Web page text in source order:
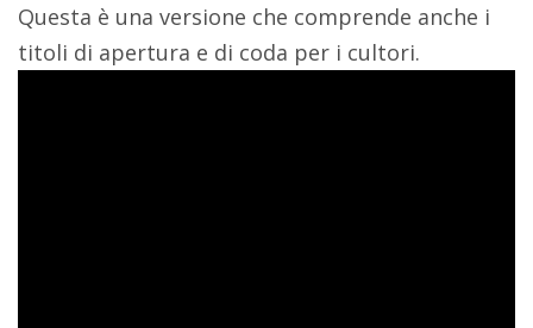
Questa è una versione che comprende anche i
titoli di apertura e di coda per i cultori.